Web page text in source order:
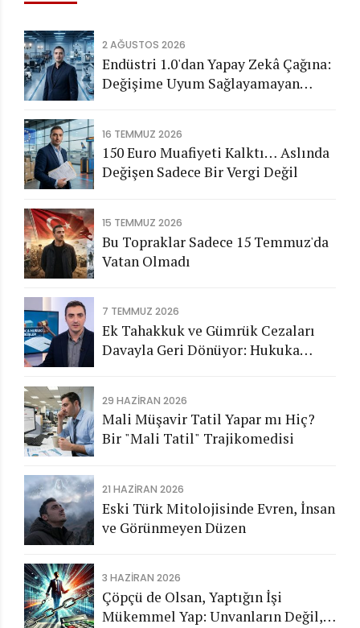
2 AĞUSTOS 2026
Endüstri 1.0'dan Yapay Zekâ Çağına:
Değişime Uyum Sağlayamayan
16 TEMMUZ 2026
150 Euro Muafiyeti Kalktı… Aslında
Değişen Sadece Bir Vergi Değil
15 TEMMUZ 2026
Bu Topraklar Sadece 15 Temmuz'da
Vatan Olmadı
7 TEMMUZ 2026
Ek Tahakkuk ve Gümrük Cezaları
Davayla Geri Dönüyor: Hukuka
29 HAZIRAN 2026
Mali Müşavir Tatil Yapar mı Hiç?
Bir "Mali Tatil" Trajikomedisi
21 HAZIRAN 2026
Eski Türk Mitolojisinde Evren, İnsan
ve Görünmeyen Düzen
3 HAZIRAN 2026
Çöpçü de Olsan, Yaptığın İşi
Mükemmel Yap: Unvanların Değil,